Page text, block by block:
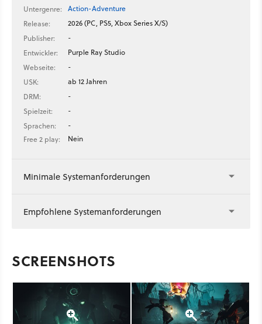
Untergenre:
Action-Adventure
Release:
2026 (PC, PS5, Xbox Series X/S)
Publisher:
-
Entwickler:
Purple Ray Studio
Webseite:
-
USK:
ab 12 Jahren
DRM:
-
Spielzeit:
-
Sprachen:
-
Free 2 play:
Nein
Minimale Systemanforderungen
Empfohlene Systemanforderungen
SCREENSHOTS